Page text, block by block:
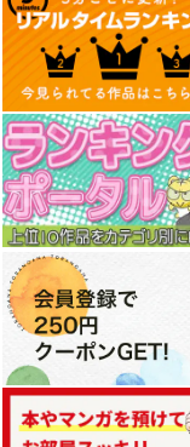
CLARICE
アイスドーナツ
専売 944円（税込）
メダリスト オールキャ
ラ
サンプル
カート